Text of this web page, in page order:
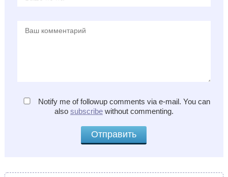
Notify me of followup comments via e-mail. You can
also subscribewithout commenting.